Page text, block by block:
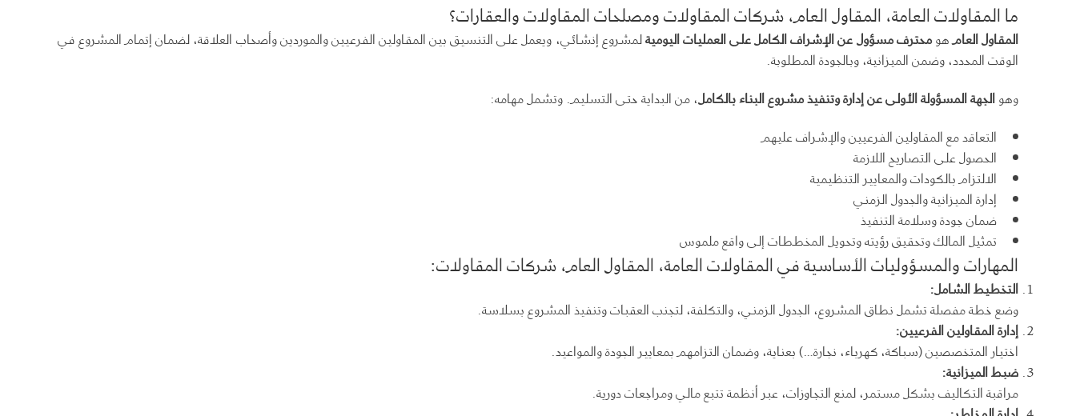
ما المقاولات العامة، المقاول العام، شركات المقاولات ومصلحات المقاولات والعقارات؟
المقاول العامهومحترف مسؤول عن الإشراف الكامل على العمليات اليوميةلمشروع إنشائي، ويعمل على التنسيق بين المقاولين الفرعيين والموردين وأصحاب العلاقة، لضمان إتمام المشروع في
الوقت المحدد، وضمن الميزانية، وبالجودة المطلوبة.
وهوالجهة المسؤولة الأولى عن إدارة وتنفيذ مشروع البناء بالكامل، من البداية حتى التسليم. وتشمل مهامه:
التعاقد مع المقاولين الفرعيين والإشراف عليهم
الحصول على التصاريح اللازمة
الالتزام بالكودات والمعايير التنظيمية
إدارة الميزانية والجدول الزمني
ضمان جودة وسلامة التنفيذ
تمثيل المالك وتحقيق رؤيته وتحويل المخططات إلى واقع ملموس
المهارات والمسؤوليات الأساسية في المقاولات العامة، المقاول العام، شركات المقاولات:
التخطيط الشامل:
وضع خطة مفصلة تشمل نطاق المشروع، الجدول الزمني، والتكلفة، لتجنب العقبات وتنفيذ المشروع بسلاسة.
إدارة المقاولين الفرعيين:
اختيار المتخصصين (سباكة، كهرباء، نجارة…) بعناية، وضمان التزامهم بمعايير الجودة والمواعيد.
ضبط الميزانية:
مراقبة التكاليف بشكل مستمر، لمنع التجاوزات، عبر أنظمة تتبع مالي ومراجعات دورية.